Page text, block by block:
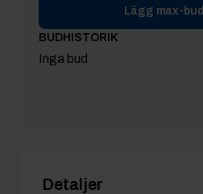
Lägg max-bud
BUDHISTORIK
Inga bud
Detaljer